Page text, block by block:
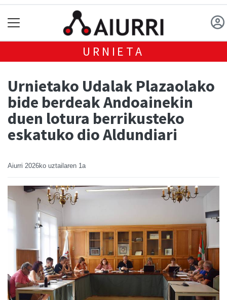
URNIETA
Urnietako Udalak Plazaolako
bide berdeak Andoainekin
duen lotura berrikusteko
eskatuko dio Aldundiari
Aiurri 2026ko uztailaren 1a